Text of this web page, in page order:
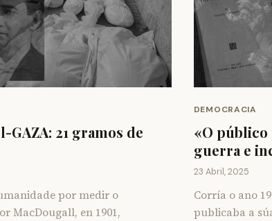
GAZA: 21 gramos de
por medir o
MacDougall, en 1901,
DEMOCRACIA
«O público
guerra e
23 Abril, 2025
Corría o ano
publicaba a